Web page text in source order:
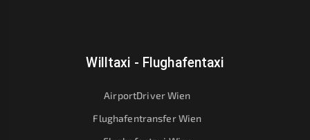
Willtaxi - Flughafentaxi
AirportDriver Wien
Flughafentransfer Wien